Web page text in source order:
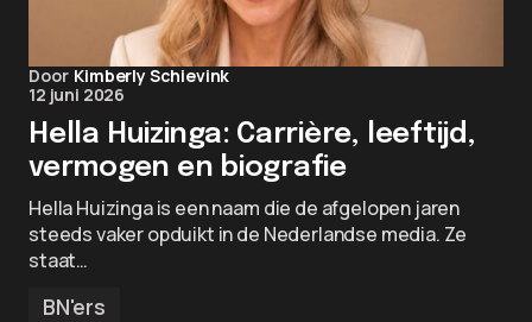
Door Kimberly Schievink
12 juni 2026
Hella Huizinga: Carrière, leeftijd,
vermogen en biografie
Hella Huizinga is een naam die de afgelopen jaren
steeds vaker opduikt in de Nederlandse media. Ze
staat…
BN'ers